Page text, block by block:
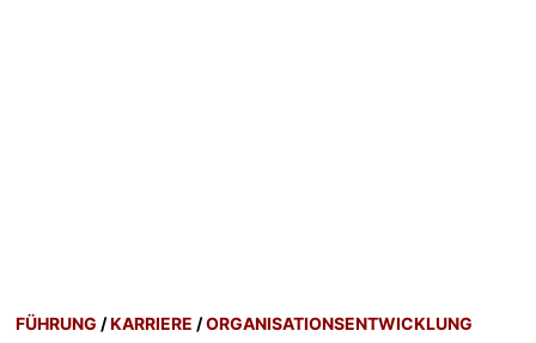
FÜHRUNG /KARRIERE /ORGANISATIONSENTWICKLUNG